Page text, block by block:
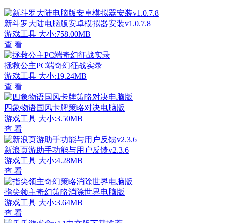
新斗罗大陆电脑版安卓模拟器安装v1.0.7.8
游戏工具 大小:758.00MB
查 看
拯救公主PC端奇幻征战实录
游戏工具 大小:19.24MB
查 看
四象物语国风卡牌策略对决电脑版
游戏工具 大小:3.50MB
查 看
新浪页游助手功能与用户反馈v2.3.6
游戏工具 大小:4.28MB
查 看
指尖领主奇幻策略消除世界电脑版
游戏工具 大小:3.64MB
查 看